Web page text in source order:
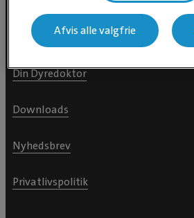
For dyreejere
Din Dyredoktor
Downloads
Nyhedsbrev
Privatlivspolitik
Afvis alle valgfrie